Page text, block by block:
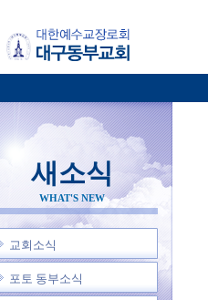
새소식
WHAT'S NEW
교회소식
포토 동부소식